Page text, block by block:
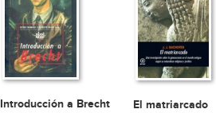
Introducción a Brecht El matriarcado